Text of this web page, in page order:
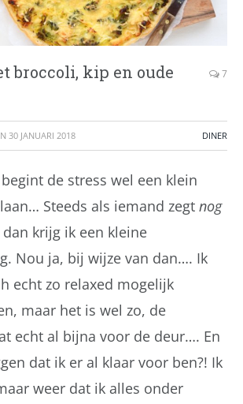
broccoli, kip en oude
7
30 JANUARI 2018 DINER
de stress wel een klein
Steeds als iemand zegt nog
dan krijg ik een kleine
Nou ja, bij wijze van dan…. Ik
echt zo relaxed mogelijk
maar het is wel zo, de
echt al bijna voor de deur…. En
dat ik er al klaar voor ben?! Ik
weer dat ik alles onder